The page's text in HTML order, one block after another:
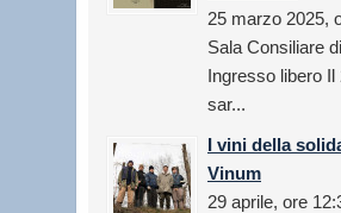
25 marzo 2025,
Sala Consiliare
Ingresso libero
sar...
I vini della
Vinum
29 aprile, ore